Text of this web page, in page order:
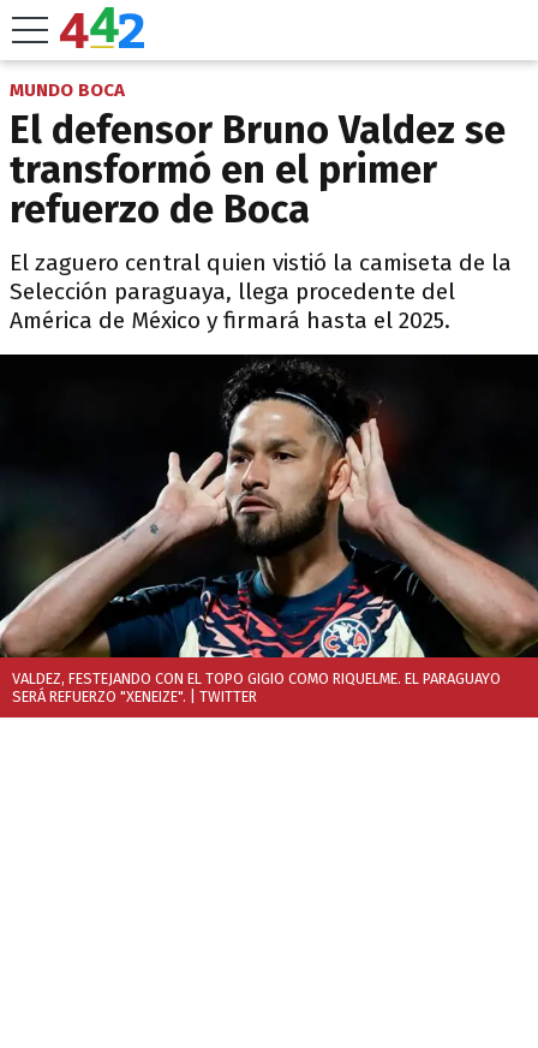
MUNDO BOCA
El defensor Bruno Valdez se
transformó en el primer
refuerzo de Boca
El zaguero central quien vistió la camiseta de la
Selección paraguaya, llega procedente del
América de México y firmará hasta el 2025.
VALDEZ, FESTEJANDO CON EL TOPO GIGIO COMO RIQUELME. EL PARAGUAYO
SERÁ REFUERZO "XENEIZE". | TWITTER